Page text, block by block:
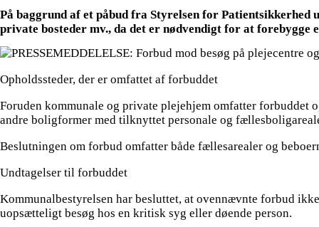
På baggrund af et påbud fra Styrelsen for Patientsikkerhed
private bosteder mv., da det er nødvendigt for at
Opholdssteder, der er omfattet af forbuddet
Foruden kommunale og private plejehjem omfatter forbuddet
andre boligformer med tilknyttet personale og
Beslutningen om forbud omfatter både fællesarealer og
Undtagelser til forbuddet
Kommunalbestyrelsen har besluttet, at ovennævnte forbud
uopsætteligt besøg hos en kritisk syg eller døende person.